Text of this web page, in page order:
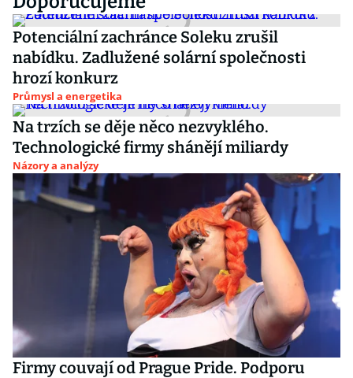
Potenciální zachránce Soleku zrušil
nabídku. Zadlužené solární společnosti
hrozí konkurz
Průmysl a energetika
Na trzích se děje něco nezvyklého.
Technologické firmy shánějí miliardy
Názory a analýzy
Firmy couvají od Prague Pride. Podporu